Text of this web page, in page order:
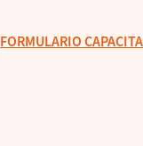
FORMULARIO